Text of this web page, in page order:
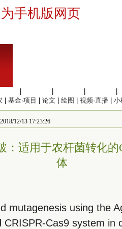
手机版网页
基金·项目 论文 绘图 视频·直播 小
12/13 17:23:26
：适用于农杆菌转化的
体
mutagenesis using the
CRISPR-Cas9 system in